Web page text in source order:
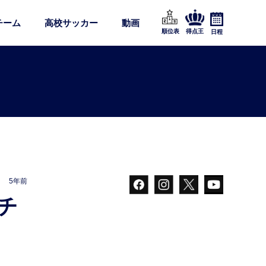
ーム 高校サッカー 動画
順位表 得点王 日程
5年前